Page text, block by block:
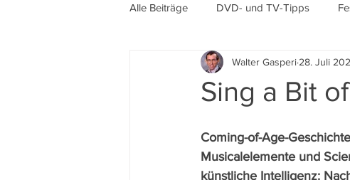
Alle Beiträge DVD- und TV-Tipps
Sing a Bit
Walter Gasperi 28. Juli
Coming-of-Age-
Musicalelemente und
künstliche Intelligenz: